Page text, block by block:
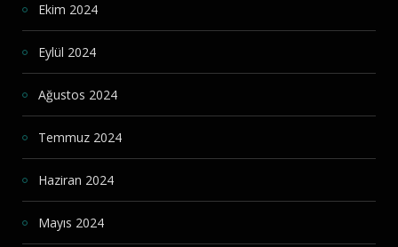
Ekim 2024
Eylül 2024
Ağustos 2024
Temmuz 2024
Haziran 2024
Mayıs 2024